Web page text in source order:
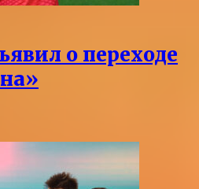
о переходе